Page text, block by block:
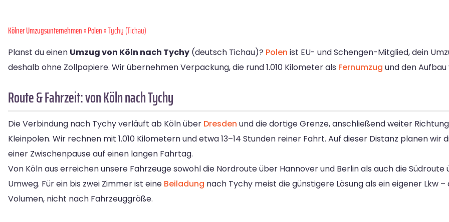
Kölner Umzugsunternehmen»Polen» Tychy (Tichau)
Planst du einen Umzug von Köln nach Tychy (deutsch Tichau)? Polen ist EU- und Schengen-Mitglied, dein
deshalb ohne Zollpapiere. Wir übernehmen Verpackung, die rund 1.010 Kilometer als Fernumzug und den
Route & Fahrzeit: von Köln nach Tychy
Die Verbindung nach Tychy verläuft ab Köln über Dresden und die dortige Grenze, anschließend weiter
Kleinpolen. Wir rechnen mit 1.010 Kilometern und etwa 13–14 Stunden reiner Fahrt. Auf dieser Distanz planen wir
einer Zwischenpause auf einen langen Fahrtag.
Von Köln aus erreichen unsere Fahrzeuge sowohl die Nordroute über Hannover und Berlin als auch die
Umweg. Für ein bis zwei Zimmer ist eine Beiladung nach Tychy meist die günstigere Lösung als ein eigener Lkw
Volumen, nicht nach Fahrzeuggröße.